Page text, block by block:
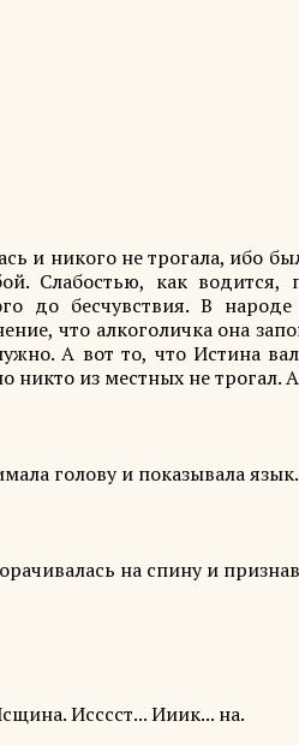
и никого не трогала, ибо
Слабостью, как
до бесчувствия. В
что алкоголичка она
А вот то, что Истина
никто из местных не трогал.
голову и показывала язык.
на спину и
Исссст... Ииик... на.